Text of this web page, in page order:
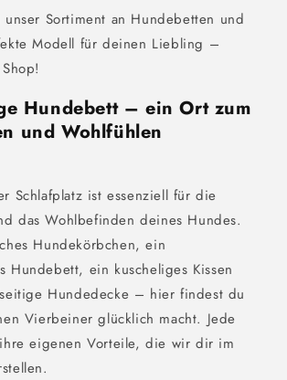
Sortiment an Hundebetten und
Modell für deinen Liebling –
Hundebett – ein Ort zum
und Wohlfühlen
Schlafplatz ist essenziell für die
das Wohlbefinden deines Hundes.
Hundekörbchen, ein
Hundebett, ein kuscheliges Kissen
Hundedecke – hier findest du
Vierbeiner glücklich macht. Jede
eigenen Vorteile, die wir dir im